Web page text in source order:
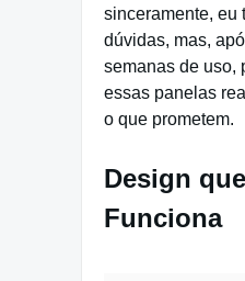
sinceramente, eu
dúvidas, mas,
semanas de uso,
essas panelas
o que prometem.
Design
Funciona